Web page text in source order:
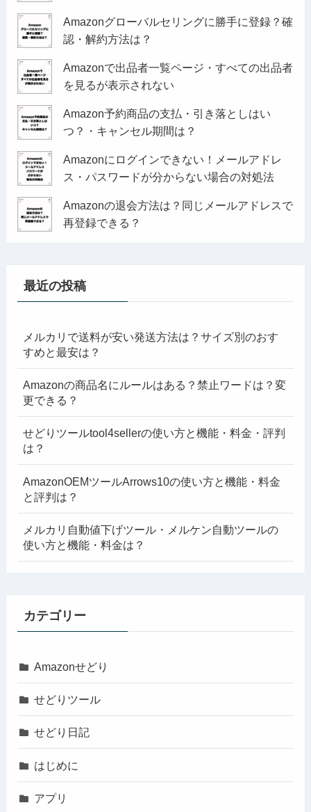
Amazonグローバルセリングに勝手に登録？確
認・解約方法は？
Amazonで出品者一覧ページ・すべての出品者
を見るが表示されない
Amazon予約商品の支払・引き落としはい
つ？・キャンセル期間は？
Amazonにログインできない！メールアドレ
ス・パスワードが分からない場合の対処法
Amazonの退会方法は？同じメールアドレスで
再登録できる？
最近の投稿
メルカリで送料が安い発送方法は？サイズ別のおす
すめと最安は？
Amazonの商品名にルールはある？禁止ワードは？変
更できる？
せどりツールtool4sellerの使い方と機能・料金・評判
は？
AmazonOEMツールArrows10の使い方と機能・料金
と評判は？
メルカリ自動値下げツール・メルケン自動ツールの
使い方と機能・料金は？
カテゴリー
Amazonせどり
せどりツール
せどり日記
はじめに
アプリ